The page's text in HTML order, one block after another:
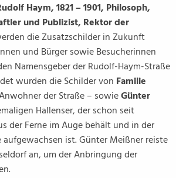
Haym, 1821 – 1901, Philosoph,
und Publizist, Rektor der
die Zusatzschilder in Zukunft
und Bürger sowie Besucherinnen
Namensgeber der Rudolf-Haym-Straße
wurden die Schilder von Familie
der Straße – sowieGünter
Hallenser, der schon seit
der Ferne im Auge behält und in der
aufgewachsen ist. Günter Meißner reiste
an, um der Anbringung der